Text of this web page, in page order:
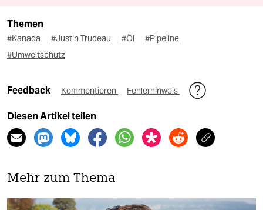
Themen
#Kanada #Justin Trudeau #Öl
#Pipeline
#Umweltschutz
Feedback Kommentieren Fehlerhinweis
Diesen Artikel teilen
Mehr zum Thema